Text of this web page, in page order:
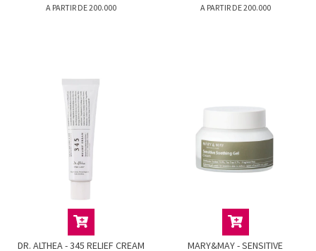
DR. ALTHEA - 345 RELIEF CREAM MARY&MAY - SENSITIVE